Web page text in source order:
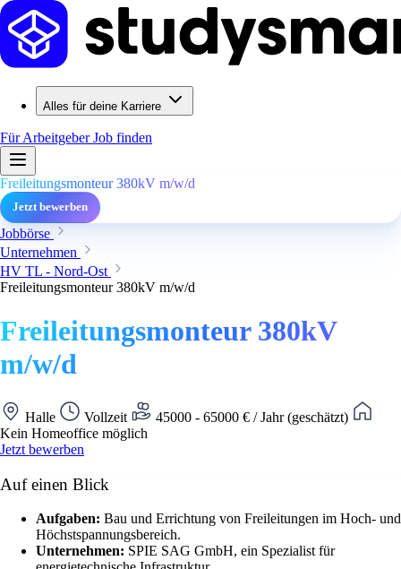
Alles für deine Karriere
Für ArbeitgeberJob finden
Freileitungsmonteur 380kV m/w/d
Jetzt bewerben
Jobbörse
Unternehmen
HV TL - Nord-Ost
Freileitungsmonteur 380kV m/w/d
Freileitungsmonteur 380kV
m/w/d
Halle Vollzeit
45000 - 65000 € / Jahr (geschätzt)
Kein Homeoffice möglich
Jetzt bewerben
Auf einen Blick
Aufgaben: Bau und Errichtung von Freileitungen im Hoch- und
Höchstspannungsbereich.
Unternehmen: SPIE SAG GmbH, ein Spezialist für